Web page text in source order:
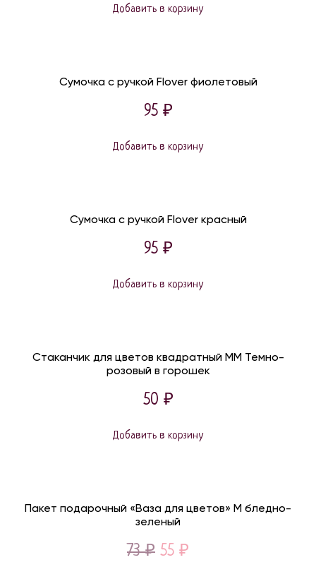
Добавить в корзину
Сумочка с ручкой Flover фиолетовый
95 ₽
Добавить в корзину
Сумочка с ручкой Flover красный
95 ₽
Добавить в корзину
Стаканчик для цветов квадратный ММ Темно-
розовый в горошек
50 ₽
Добавить в корзину
Пакет подарочный «Ваза для цветов» М бледно-
зеленый
73₽ Original
55 ₽